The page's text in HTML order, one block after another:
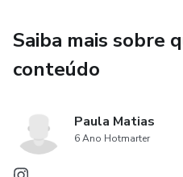
como a metodologia andina
a partir do oitavo dia do
Saiba mais sobre
conteúdo
Paula Matias
6 Ano Hotmarter